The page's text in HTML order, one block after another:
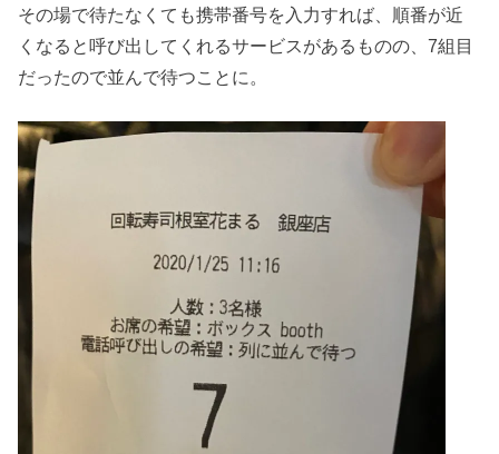
その場で待たなくても携帯番号を入力すれば、順番が近
くなると呼び出してくれるサービスがあるものの、7組目
だったので並んで待つことに。